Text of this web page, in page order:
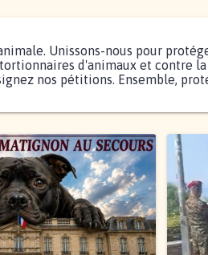
Unissons-nous pour
d'animaux et contre
nos pétitions. Ensemble,